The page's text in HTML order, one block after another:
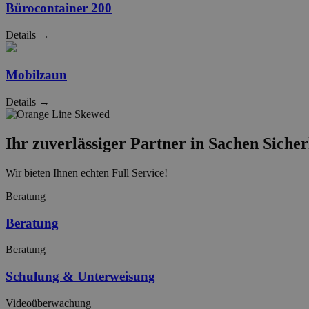
Bürocontainer 200
Details →
Mobilzaun
Details →
Ihr zuverlässiger Partner in Sachen
Wir bieten Ihnen echten Full Service!
Beratung
Beratung
Beratung
Schulung & Unterweisung
Videoüberwachung